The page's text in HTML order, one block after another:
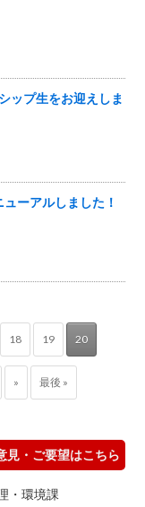
ップ生をお迎えしま
ーアルしました！
18 19 20
» 最後 »
見・ご要望はこちら
・環境課